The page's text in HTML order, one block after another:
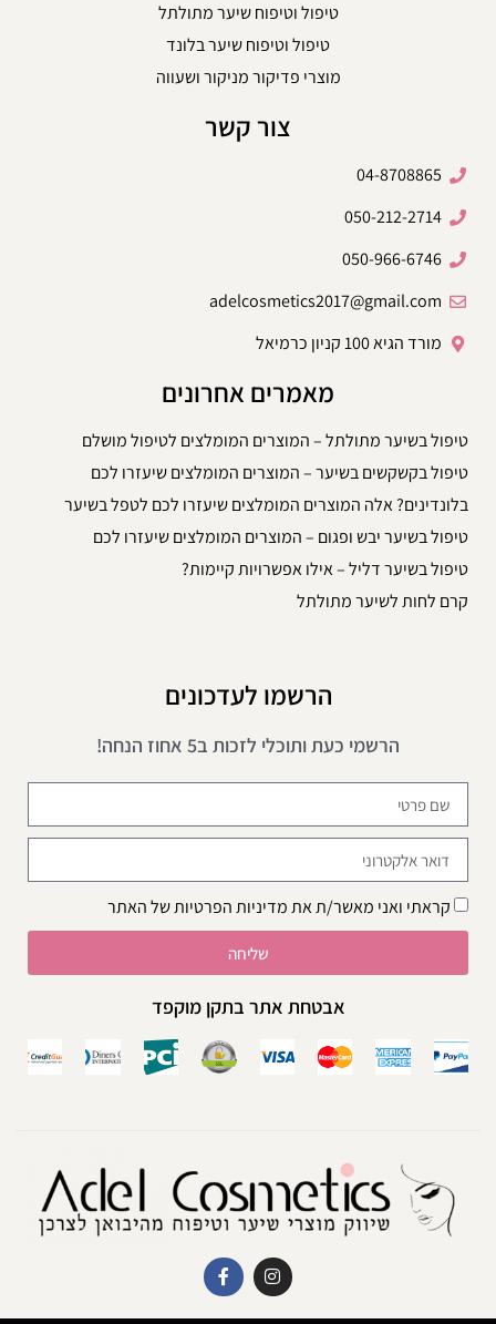
טיפול וטיפוח שיער מתולתל
טיפול וטיפוח שיער בלונד
מוצרי פדיקור מניקור ושעווה
צור קשר
04-8708865
050-212-2714
050-966-6746
adelcosmetics2017@gmail.com
מורד הגיא 100 קניון כרמיאל
מאמרים אחרונים
טיפול בשיער מתולתל – המוצרים המומלצים לטיפול מושלם
טיפול בקשקשים בשיער – המוצרים המומלצים שיעזרו לכם
בלונדינים? אלה המוצרים המומלצים שיעזרו לכם לטפל בשיער
טיפול בשיער יבש ופגום – המוצרים המומלצים שיעזרו לכם
טיפול בשיער דליל – אילו אפשרויות קיימות?
קרם לחות לשיער מתולתל
הרשמו לעדכונים
הרשמי כעת ותוכלי לזכות ב5 אחוז הנחה!
קראתי ואני מאשר/ת אתמדיניות הפרטיותשל האתר
שליחה
אבטחת אתר בתקן מוקפד